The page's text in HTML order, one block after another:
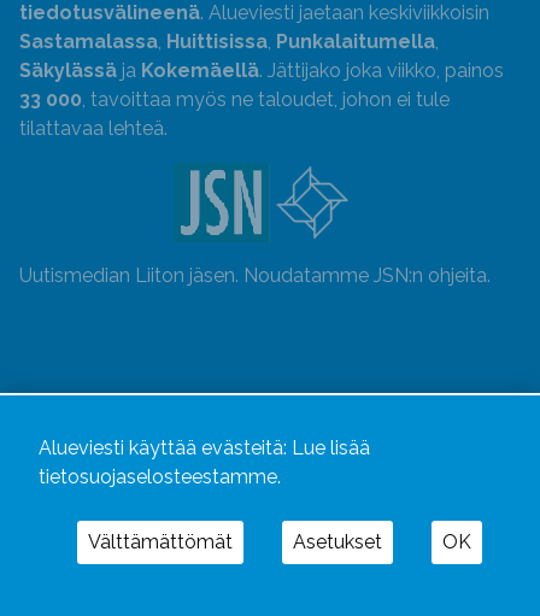
tiedotusvälineenä. Alueviesti jaetaan keskiviikkoisin
Sastamalassa, Huittisissa, Punkalaitumella,
Säkylässä ja Kokemäellä. Jättijako joka viikko, painos
33 000, tavoittaa myös ne taloudet, johon ei tule
tilattavaa lehteä.
Uutismedian Liiton jäsen. Noudatamme JSN:n ohjeita.
Alueviesti käyttää evästeitä: Lue lisää
tietosuojaselosteestamme.
Välttämättömät Asetukset OK